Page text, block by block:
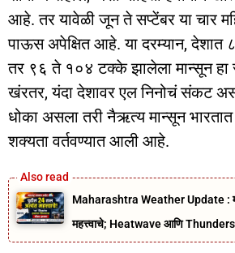
आहे. तर यावेळी जून ते सप्टेंबर या चार
पाऊस अपेक्षित आहे. या दरम्यान, देशात
तर ९६ ते १०४ टक्के झालेला मान्सून हा
खंरतर, यंदा देशावर एल निनोचं संकट
धोका असला तरी नैऋत्य मान्सून भारतात
शक्यता वर्तवण्यात आली आहे.
Maharashtra Weather Update :
महत्त्वाचे; Heatwave आणि